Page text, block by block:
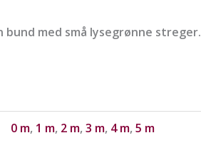
med små lysegrønne streger.
0 m, 1 m, 2 m, 3 m, 4 m, 5 m